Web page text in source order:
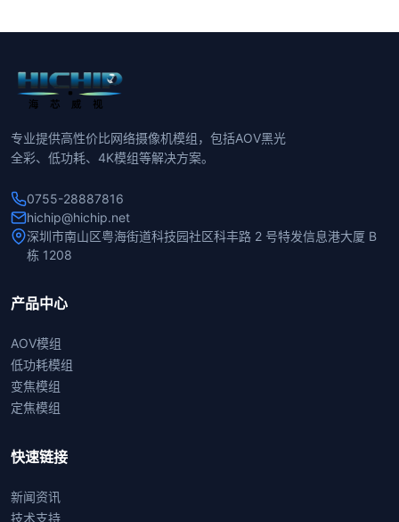
专业提供高性价比网络摄像机模组，包括AOV黑光
全彩、低功耗、4K模组等解决方案。
0755-28887816
hichip@hichip.net
深圳市南山区粤海街道科技园社区科丰路 2 号特发信息港大厦 B
栋 1208
产品中心
AOV模组
低功耗模组
变焦模组
定焦模组
快速链接
新闻资讯
技术支持